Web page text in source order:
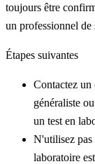
toujours être
un professionnel de
Étapes suivantes
Contactez un
généraliste
un test en
N'utilisez
laboratoire